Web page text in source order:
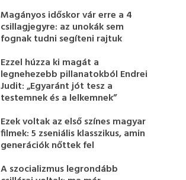
Magányos időskor vár erre a 4
csillagjegyre: az unokák sem
fognak tudni segíteni rajtuk
Ezzel húzza ki magát a
legnehezebb pillanatokból Endrei
Judit: „Egyaránt jót tesz a
testemnek és a lelkemnek”
Ezek voltak az első színes magyar
filmek: 5 zseniális klasszikus, amin
generációk nőttek fel
A szocializmus legrondább